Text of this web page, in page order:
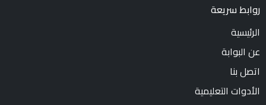
روابط سريعة
الرئيسية
عن البوابة
اتصل بنا
الأدوات التعليمية